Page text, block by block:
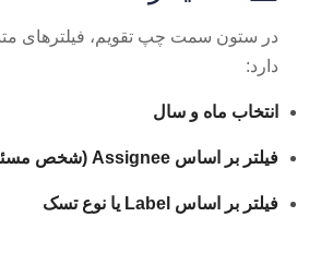
در ستون سمت چپ تقویم، فیلترهای
دارد:
انتخاب ماه و سال
فیلتر بر اساس Assignee (شخص مسئول)
فیلتر بر اساس Label یا نوع تسک